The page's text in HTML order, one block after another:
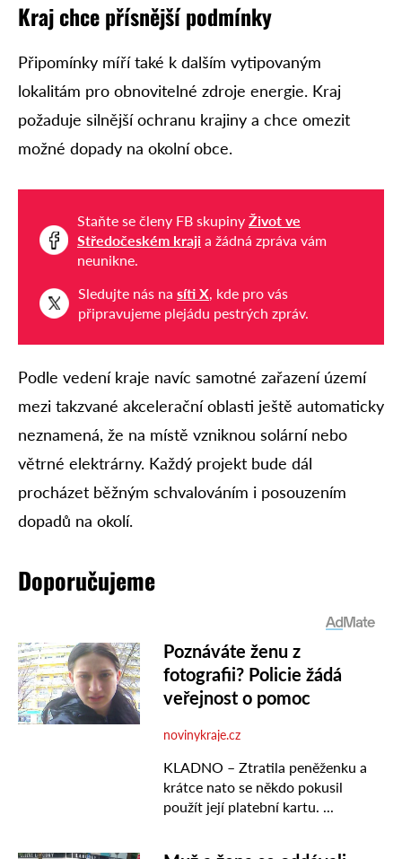
Kraj chce přísnější podmínky
Připomínky míří také k dalším vytipovaným
lokalitám pro obnovitelné zdroje energie. Kraj
požaduje silnější ochranu krajiny a chce omezit
možné dopady na okolní obce.
Staňte se členy FB skupiny Život ve
Středočeském kraji a žádná zpráva vám
neunikne.
Sledujte nás na síti X, kde pro vás
připravujeme plejádu pestrých zpráv.
Podle vedení kraje navíc samotné zařazení území
mezi takzvané akcelerační oblasti ještě automaticky
neznamená, že na místě vzniknou solární nebo
větrné elektrárny. Každý projekt bude dál
procházet běžným schvalováním i posouzením
dopadů na okolí.
Doporučujeme